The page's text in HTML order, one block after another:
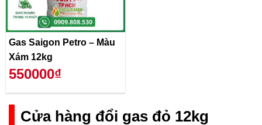
Gas Saigon Petro – Màu
Xám 12kg
550000₫
Cửa hàng đổi gas đỏ 12kg